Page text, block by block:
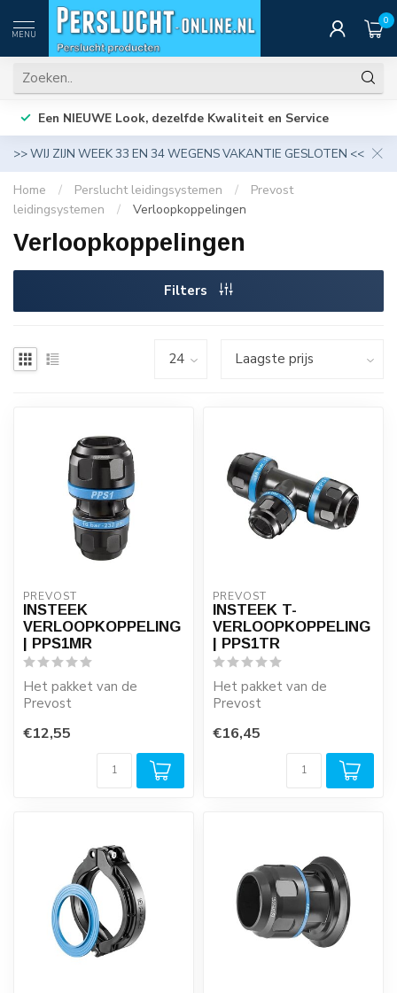
MENU
0
Een NIEUWE Look, dezelfde Kwaliteit en Service
>> WIJ ZIJN WEEK 33 EN 34 WEGENS VAKANTIE GESLOTEN <<
Home / Perslucht leidingsystemen /
Prevost
leidingsystemen
/ Verloopkoppelingen
Verloopkoppelingen
Filters
PREVOST
INSTEEK
VERLOOPKOPPELING
| PPS1MR
Het pakket van de
Prevost
breed en wordt nog
€12,55
PREVOST
INSTEEK T-
VERLOOPKOPPELING
| PPS1TR
Het pakket van de
Prevost
breed en wordt nog
€16,45